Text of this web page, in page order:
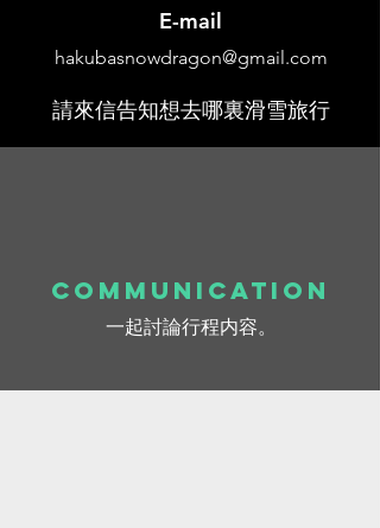
​E-mail
hakubasnowdragon@gmail.com
請來信告知想去哪裏滑雪旅行
communication
一起討論行程内容。